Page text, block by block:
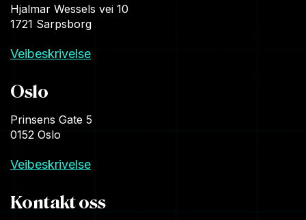
Hjalmar Wessels vei 10
1721 Sarpsborg
Veibeskrivelse
Oslo
Prinsens Gate 5
0152 Oslo
Veibeskrivelse
Kontakt oss